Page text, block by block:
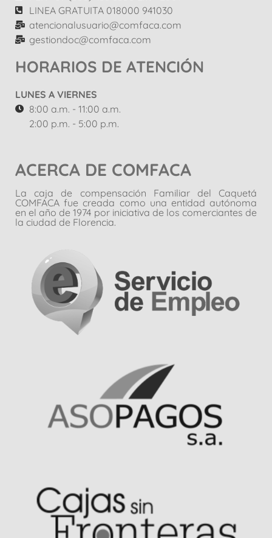
LINEA GRATUITA 018000 941030
atencionalusuario@comfaca.com
gestiondoc@comfaca.com
HORARIOS DE ATENCIÓN
LUNES A VIERNES
8:00 a.m. - 11:00 a.m.
2:00 p.m. - 5:00 p.m.
ACERCA DE COMFACA
La caja de compensación Familiar del Caquetá
COMFACA fue creada como una entidad autónoma
en el año de 1974 por iniciativa de los comerciantes de
la ciudad de Florencia.